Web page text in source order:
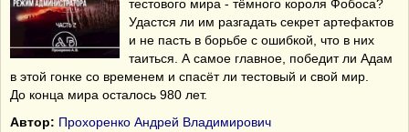
тестового мира - тёмного короля Фобоса?
Удастся ли им разгадать секрет артефактов
и не пасть в борьбе с ошибкой, что в них
таиться. А самое главное, победит ли Адам
в этой гонке со временем и спасёт ли тестовый и свой мир.
До конца мира осталось 980 лет.
Автор: Прохоренко Андрей Владимирович